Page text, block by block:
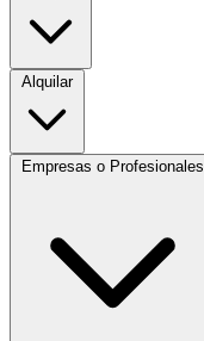
Alquilar
Empresas o Profesionales